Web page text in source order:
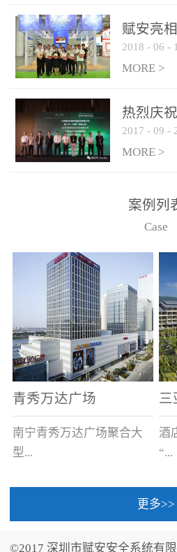
现火焰的跟踪和识别。能
更早的进行预警，达到早
报早防的效果。 系统构
成示意图： 图像型火灾
和监控端两大部分组成。
两者之间通过以太网相
联，一台监控主机最多可
从监控主机上获取，最多
只能接6台，超过的需从现
赋安亮
慧消防新
2018 - 06 -
MORE >
热烈庆
联合采
2017 - 09 -
MORE >
案例列
Case
青秀万达广场
南宁青秀万达广场聚合大
型...
三
酒
“...
中
更多>>
©2017 深圳市赋安安全系统有